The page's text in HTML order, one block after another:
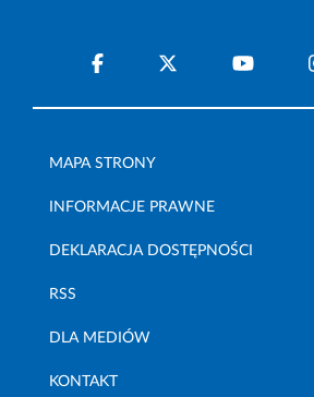
MAPA STRONY
INFORMACJE PRAWNE
DEKLARACJA DOSTĘPNOŚCI
RSS
DLA MEDIÓW
KONTAKT